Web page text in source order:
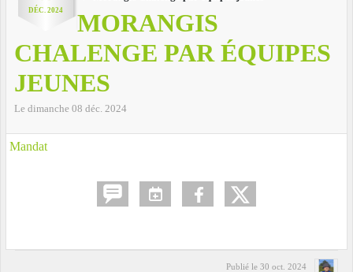
DÉC. 2024
MORANGIS
CHALENGE PAR ÉQUIPES
JEUNES
Le dimanche 08 déc. 2024
Mandat
Publié le 30 oct. 2024